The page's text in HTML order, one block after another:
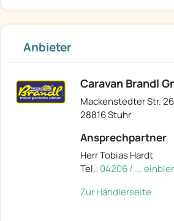
Anbieter
Caravan Brandl
Mackenstedter Str. 26
28816 Stuhr
Ansprechpartner
Herr Tobias Hardt
Tel.: 04206 / ...
Zur Händlerseite